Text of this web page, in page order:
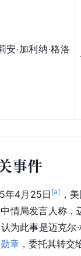
安·加利纳·格洛
事件
年4月25日 [a] ，
情局发言人称，
为此事是迈克尔
勋章 ，委托其转交